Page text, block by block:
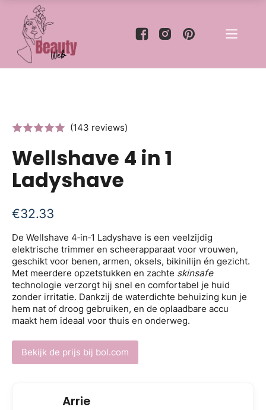
(143 reviews)
Wellshave 4 in 1
Ladyshave
€32.33
De Wellshave 4‑in‑1 Ladyshave is een veelzijdig
elektrische trimmer en scheerapparaat voor vrouwen,
geschikt voor benen, armen, oksels, bikinilijn én gezicht.
Met meerdere opzetstukken en zachte skinsafe
technologie verzorgt hij snel en comfortabel je huid
zonder irritatie. Dankzij de waterdichte behuizing kun je
hem nat of droog gebruiken, en de oplaadbare accu
maakt hem ideaal voor thuis en onderweg.
Bekijk de prijs bij bol.com
Arrie